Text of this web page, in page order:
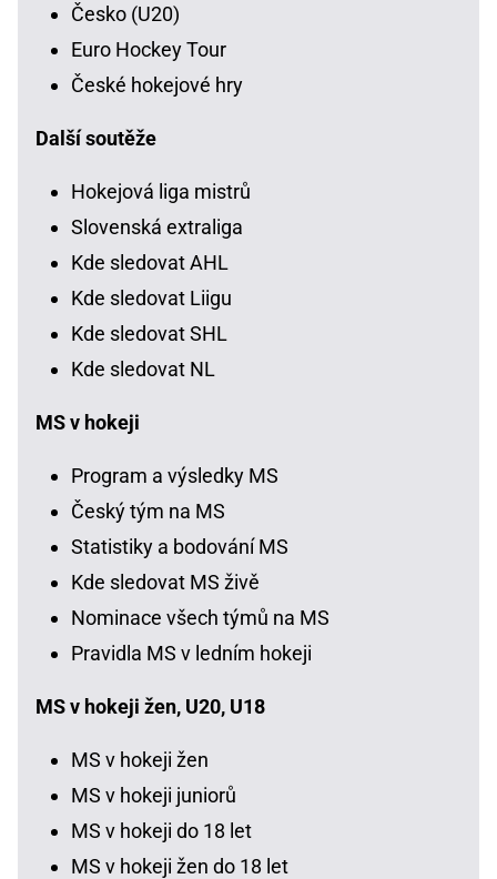
Česko (U20)
Euro Hockey Tour
České hokejové hry
Další soutěže
Hokejová liga mistrů
Slovenská extraliga
Kde sledovat AHL
Kde sledovat Liigu
Kde sledovat SHL
Kde sledovat NL
MS v hokeji
Program a výsledky MS
Český tým na MS
Statistiky a bodování MS
Kde sledovat MS živě
Nominace všech týmů na MS
Pravidla MS v ledním hokeji
MS v hokeji žen, U20, U18
MS v hokeji žen
MS v hokeji juniorů
MS v hokeji do 18 let
MS v hokeji žen do 18 let